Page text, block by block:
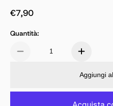
Prezzo normale
€7,90
Quantità:
Aggiungi